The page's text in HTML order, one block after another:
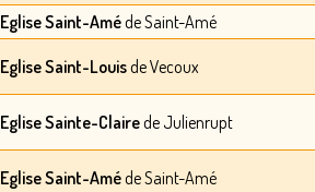
Eglise Saint-Améde Saint-Amé
Eglise Saint-Louisde Vecoux
Eglise Sainte-Clairede Julienrupt
Eglise Saint-Améde Saint-Amé